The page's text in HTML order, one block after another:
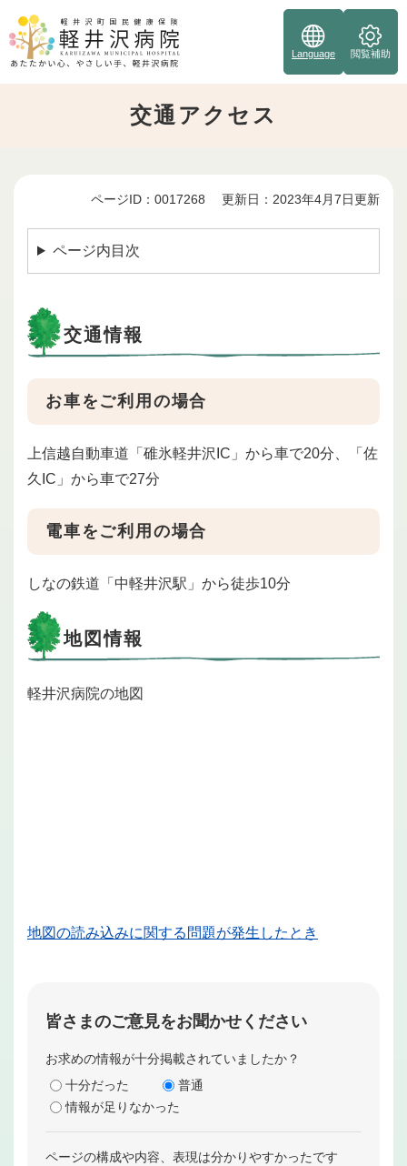
ー
Language 閲覧補助
交通アクセス
文
ページID：0017268 更新日：2023年4月7日更新
ページ内目次
交通情報
お車をご利用の場合
上信越自動車道「碓氷軽井沢IC」から車で20分、「佐
久IC」から車で27分
電車をご利用の場合
しなの鉄道「中軽井沢駅」から徒歩10分
地図情報
軽井沢病院の地図
地図の読み込みに関する問題が発生したとき
皆さまのご意見をお聞かせください
お求めの情報が十分掲載されていましたか？
十分だった
普通
情報が足りなかった
ページの構成や内容、表現は分かりやすかったです